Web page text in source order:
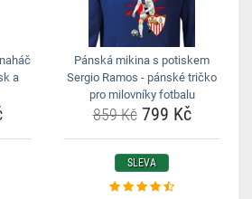
a
Pánská mikina s potiskem
Sergio Ramos - pánské tričko
pro milovníky fotbalu
859 Kč799 Kč
SLEVA